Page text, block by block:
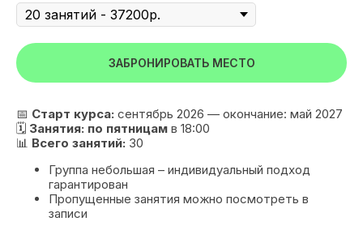
ЗАБРОНИРОВАТЬ МЕСТО
📅 Старт курса: сентябрь 2026 — окончание: май 2027
🗓 Занятия: по пятницам в 18:00
📊 Всего занятий: 30
Группа небольшая – индивидуальный подход
гарантирован
Пропущенные занятия можно посмотреть в
записи